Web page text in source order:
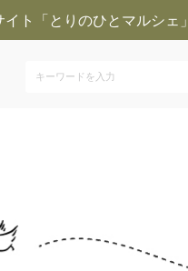
ト「とりのひとマルシェ」